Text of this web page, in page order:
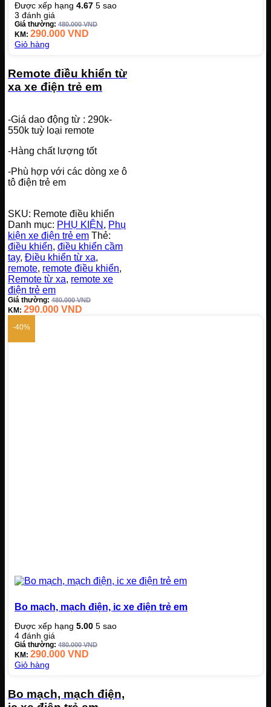
Được xếp hạng 4.67 5 sao
3 đánh giá
Giá thường: 480.000VND
KM: 290.000 VND
Giỏ hàng
Remote điều khiển từ
xa xe điện trẻ em
-Giá dao động từ : 290k-
550k tuỳ loại remote
-Hàng chất lượng tốt
-Phù hợp với các dòng xe ô
tô điện trẻ em
SKU: Remote điều khiển
Danh mục: PHỤ KIỆN , Phụ
kiện xe điện trẻ em Thẻ:
điều khiển, điều khiển cầm
tay, Điều khiển từ xa,
remote, remote điều khiển,
Remote từ xa, remote xe
điện trẻ em
Giá thường: 480.000VND
KM: 290.000 VND
-40%
Bo mạch, mạch điện, ic xe điện trẻ em
Được xếp hạng 5.00 5 sao
4 đánh giá
Giá thường: 480.000VND
KM: 290.000 VND
Giỏ hàng
Bo mạch, mạch điện,